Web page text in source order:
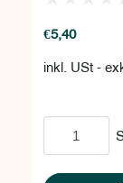
€5,40
inkl. USt -